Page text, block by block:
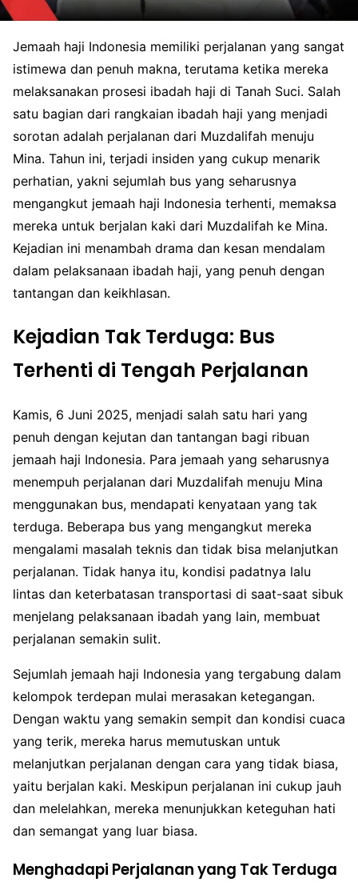
Jemaah haji Indonesia memiliki perjalanan yang sangat
istimewa dan penuh makna, terutama ketika mereka
melaksanakan prosesi ibadah haji di Tanah Suci. Salah
satu bagian dari rangkaian ibadah haji yang menjadi
sorotan adalah perjalanan dari Muzdalifah menuju
Mina. Tahun ini, terjadi insiden yang cukup menarik
perhatian, yakni sejumlah bus yang seharusnya
mengangkut jemaah haji Indonesia terhenti, memaksa
mereka untuk berjalan kaki dari Muzdalifah ke Mina.
Kejadian ini menambah drama dan kesan mendalam
dalam pelaksanaan ibadah haji, yang penuh dengan
tantangan dan keikhlasan.
Kejadian Tak Terduga: Bus
Terhenti di Tengah Perjalanan
Kamis, 6 Juni 2025, menjadi salah satu hari yang
penuh dengan kejutan dan tantangan bagi ribuan
jemaah haji Indonesia. Para jemaah yang seharusnya
menempuh perjalanan dari Muzdalifah menuju Mina
menggunakan bus, mendapati kenyataan yang tak
terduga. Beberapa bus yang mengangkut mereka
mengalami masalah teknis dan tidak bisa melanjutkan
perjalanan. Tidak hanya itu, kondisi padatnya lalu
lintas dan keterbatasan transportasi di saat-saat sibuk
menjelang pelaksanaan ibadah yang lain, membuat
perjalanan semakin sulit.
Sejumlah jemaah haji Indonesia yang tergabung dalam
kelompok terdepan mulai merasakan ketegangan.
Dengan waktu yang semakin sempit dan kondisi cuaca
yang terik, mereka harus memutuskan untuk
melanjutkan perjalanan dengan cara yang tidak biasa,
yaitu berjalan kaki. Meskipun perjalanan ini cukup jauh
dan melelahkan, mereka menunjukkan keteguhan hati
dan semangat yang luar biasa.
Menghadapi Perjalanan yang Tak Terduga